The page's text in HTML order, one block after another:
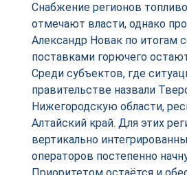
Снабжение регионов
отмечают власти, однако
Александр Новак по итогам
поставками горючего
Среди субъектов, где
правительстве назвали
Нижегородскую области,
Алтайский край. Для этих
вертикально
операторов постепенно